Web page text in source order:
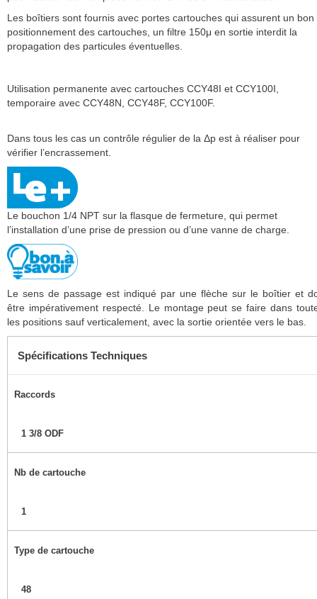
Les boîtiers sont fournis avec portes cartouches qui assurent un bon
positionnement des cartouches, un filtre 150μ en sortie interdit la
propagation des particules éventuelles.
Utilisation permanente avec cartouches CCY48I et CCY100I,
temporaire avec CCY48N, CCY48F, CCY100F.
Dans tous les cas un contrôle régulier de la Δp est à réaliser pour
vérifier l’encrassement.
Le bouchon 1/4 NPT sur la flasque de fermeture, qui permet
l’installation d’une prise de pression ou d’une vanne de charge.
Le sens de passage est indiqué par une flèche sur le boîtier et
être impérativement respecté. Le montage peut se faire dans
les positions sauf verticalement, avec la sortie orientée vers le bas.
Spécifications Techniques
Raccords
1 3/8 ODF
Nb de cartouche
1
Type de cartouche
48